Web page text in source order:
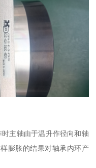
主轴由于温升作径向和轴
膨胀的结果对轴承内环产